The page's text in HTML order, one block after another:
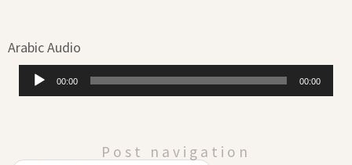
Arabic Audio
Audio
Player
00:00 00:00
Post navigation